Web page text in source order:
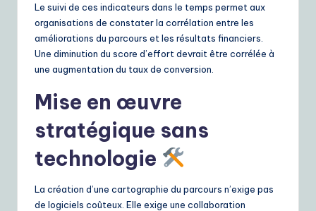
Le suivi de ces indicateurs dans le temps permet aux
organisations de constater la corrélation entre les
améliorations du parcours et les résultats financiers.
Une diminution du score d’effort devrait être corrélée à
une augmentation du taux de conversion.
Mise en œuvre
stratégique sans
technologie
La création d’une cartographie du parcours n’exige pas
de logiciels coûteux. Elle exige une collaboration